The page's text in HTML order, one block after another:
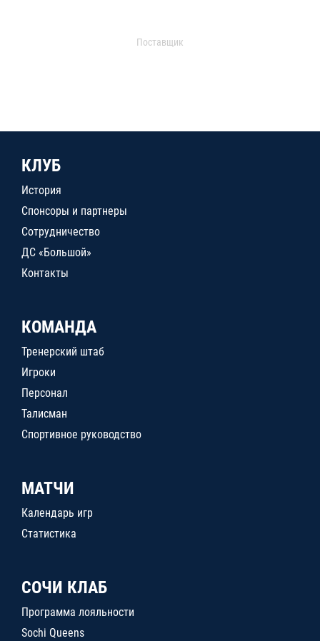
Поставщик
КЛУБ
История
Спонсоры и партнеры
Сотрудничество
ДС «Большой»
Контакты
КОМАНДА
Тренерский штаб
Игроки
Персонал
Талисман
Спортивное руководство
МАТЧИ
Календарь игр
Статистика
СОЧИ КЛАБ
Программа лояльности
Sochi Queens